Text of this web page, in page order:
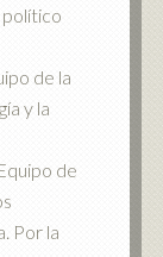
político
de la
y la
de
Por la